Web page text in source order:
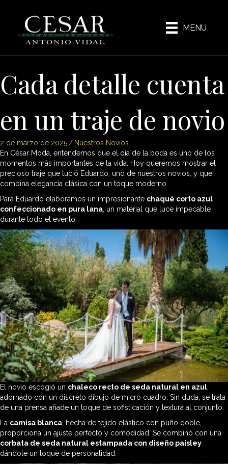
MENU
Cada detalle cuenta
en un traje de novio
2 de marzo de 2025/ Nuestros Novios
En César Moda, entendemos que el día de la boda es uno de los
momentos más importantes de la vida. Hoy queremos mostrar el
precioso traje que lució Eduardo, uno de nuestros novios, y que
combina elegancia clásica con un toque moderno.
Para Eduardo elaboramos un impresionante chaqué corto azul
confeccionado en pura lana, un material que luce impecable
durante todo el evento.
El novio escogió un chaleco recto de seda natural en azul
adornado con un discreto dibujo de micro cuadro. Sin duda, se trata
de una prensa añade un toque de sofisticación y textura al conjunto.
La camisa blanca , hecha de tejido elástico con puño doble,
proporciona un ajuste perfecto y comodidad. Se combinó con una
corbata de seda natural estampada con diseño paisley
dándole un toque de personalidad.